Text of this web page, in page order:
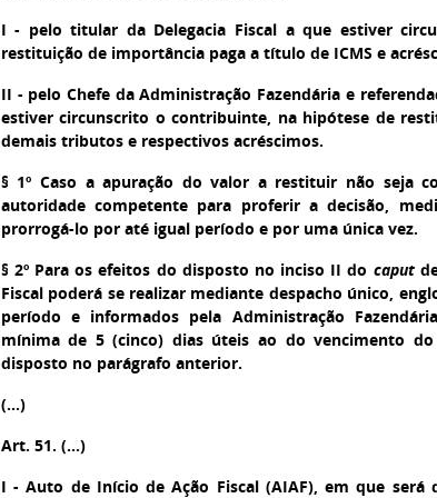
I - pelo titular da Delegacia Fiscal a que estiver
restituição de importância paga a título de ICMS e
II - pelo Chefe da Administração Fazendária e
estiver circunscrito o contribuinte, na hipótese de
demais tributos e respectivos acréscimos.
§ 1º Caso a apuração do valor a restituir não seja
autoridade competente para proferir a decisão,
prorrogá-lo por até igual período e por uma única vez.
§ 2º Para os efeitos do disposto no inciso II do caput
Fiscal poderá se realizar mediante despacho único,
período e informados pela Administração
mínima de 5 (cinco) dias úteis ao do vencimento
disposto no parágrafo anterior.
(...)
Art. 51. (...)
I - Auto de Início de Ação Fiscal (AIAF), em que